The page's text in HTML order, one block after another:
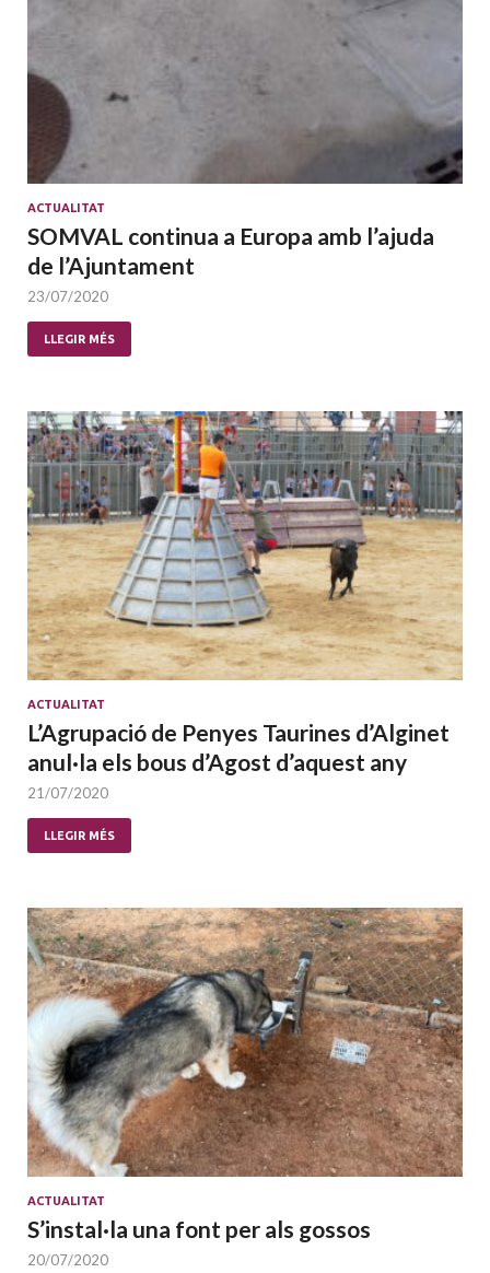
ACTUALITAT
SOMVAL continua a Europa amb l’ajuda
de l’Ajuntament
23/07/2020
LLEGIR MÉS
ACTUALITAT
L’Agrupació de Penyes Taurines d’Alginet
anul·la els bous d’Agost d’aquest any
21/07/2020
LLEGIR MÉS
ACTUALITAT
S’instal·la una font per als gossos
20/07/2020